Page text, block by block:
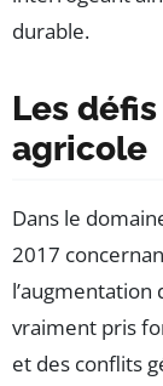
durable.
Les
agricole
Dans le
2017
l’augmentation
vraiment pris
et des conflits